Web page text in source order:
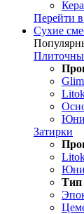
Перейти
Сухие
Затирки
Тип